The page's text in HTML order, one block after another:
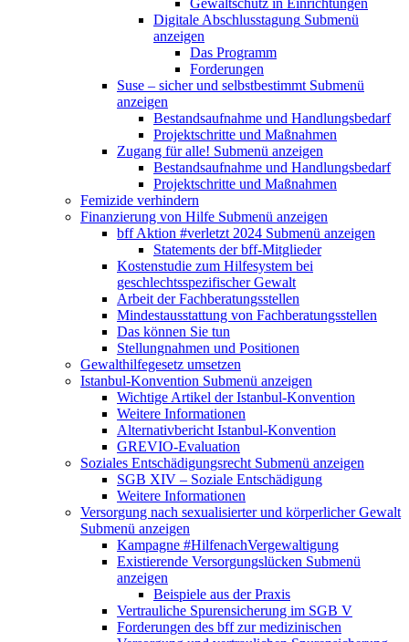
Gewaltschutz in Einrichtungen
Digitale Abschlusstagung Submenü
anzeigen
Das Programm
Forderungen
Suse – sicher und selbstbestimmt Submenü
anzeigen
Bestandsaufnahme und Handlungsbedarf
Projektschritte und Maßnahmen
Zugang für alle! Submenü anzeigen
Bestandsaufnahme und Handlungsbedarf
Projektschritte und Maßnahmen
Femizide verhindern
Finanzierung von Hilfe Submenü anzeigen
bff Aktion #verletzt 2024 Submenü anzeigen
Statements der bff-Mitglieder
Kostenstudie zum Hilfesystem bei
geschlechtsspezifischer Gewalt
Arbeit der Fachberatungsstellen
Mindestausstattung von Fachberatungsstellen
Das können Sie tun
Stellungnahmen und Positionen
Gewalthilfegesetz umsetzen
Istanbul-Konvention Submenü anzeigen
Wichtige Artikel der Istanbul-Konvention
Weitere Informationen
Alternativbericht Istanbul-Konvention
GREVIO-Evaluation
Soziales Entschädigungsrecht Submenü anzeigen
SGB XIV – Soziale Entschädigung
Weitere Informationen
Versorgung nach sexualisierter und körperlicher Gewalt
Submenü anzeigen
Kampagne #HilfenachVergewaltigung
Existierende Versorgungslücken Submenü
anzeigen
Beispiele aus der Praxis
Vertrauliche Spurensicherung im SGB V
Forderungen des bff zur medizinischen